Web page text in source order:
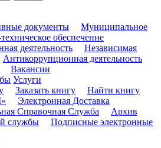
документы
Муниципальное
обеспечение
деятельность
Независимая
Антикоррупционная деятельность
Вакансии
Услуги
Заказать книгу
Найти книгу
Электронная Доставка
Справочная Служба
Архив
службы
Подписные электронные